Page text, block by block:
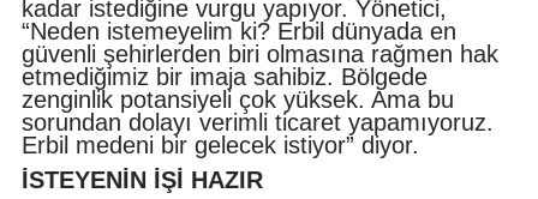
kadar istediğine vurgu yapıyor. Yönetici,
“Neden istemeyelim ki? Erbil dünyada en
güvenli şehirlerden biri olmasına rağmen hak
etmediğimiz bir imaja sahibiz. Bölgede
zenginlik potansiyeli çok yüksek. Ama bu
sorundan dolayı verimli ticaret yapamıyoruz.
Erbil medeni bir gelecek istiyor” diyor.
İSTEYENİN İŞİ HAZIR